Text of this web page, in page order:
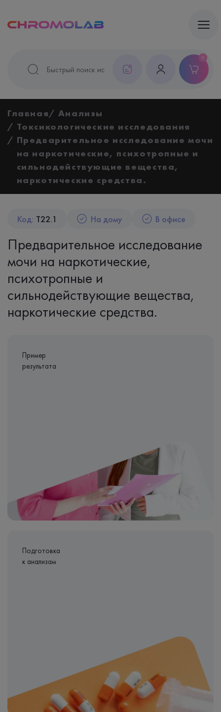
0
Главная
Анализы
Токсикологические исследования
Предварительное исследование мочи
на наркотические, психотропные и
сильнодействующие вещества,
наркотические средства.
Код: T22.1 На дому В офисе
Предварительное исследование
мочи на наркотические,
психотропные и
сильнодействующие вещества,
наркотические средства.
Пример
результата
Подготовка
к анализам